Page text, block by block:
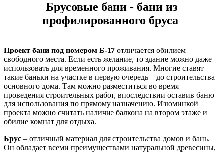
Брусовые бани - бани из
профилированного бруса
Проект бани под номером Б-17 отличается обилием
свободного места. Если есть желание, то здание можно даже
использовать для временного проживания. Многие ставят
такие баньки на участке в первую очередь – до строительства
основного дома. Там можно разместиться во время
проведения строительных работ, впоследствии оставив баню
для использования по прямому назначению. Изюминкой
проекта можно считать наличие балкона на втором этаже и
обилие комнат для отдыха.
Брус – отличный материал для строительства домов и бань.
Он обладает всеми преимуществами натуральной древесины,